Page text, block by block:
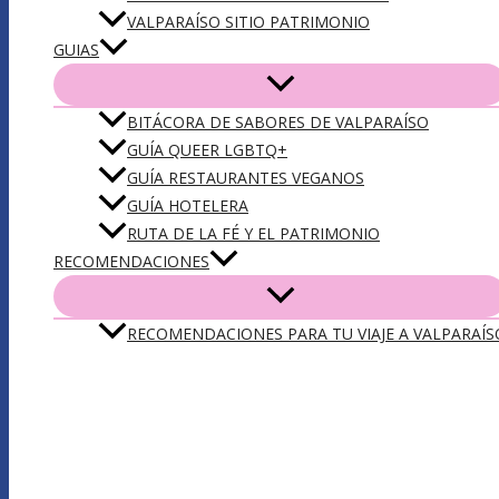
VALPARAÍSO SITIO PATRIMONIO
GUIAS
BITÁCORA DE SABORES DE VALPARAÍSO
GUÍA QUEER LGBTQ+
GUÍA RESTAURANTES VEGANOS
GUÍA HOTELERA
RUTA DE LA FÉ Y EL PATRIMONIO
RECOMENDACIONES
RECOMENDACIONES PARA TU VIAJE A